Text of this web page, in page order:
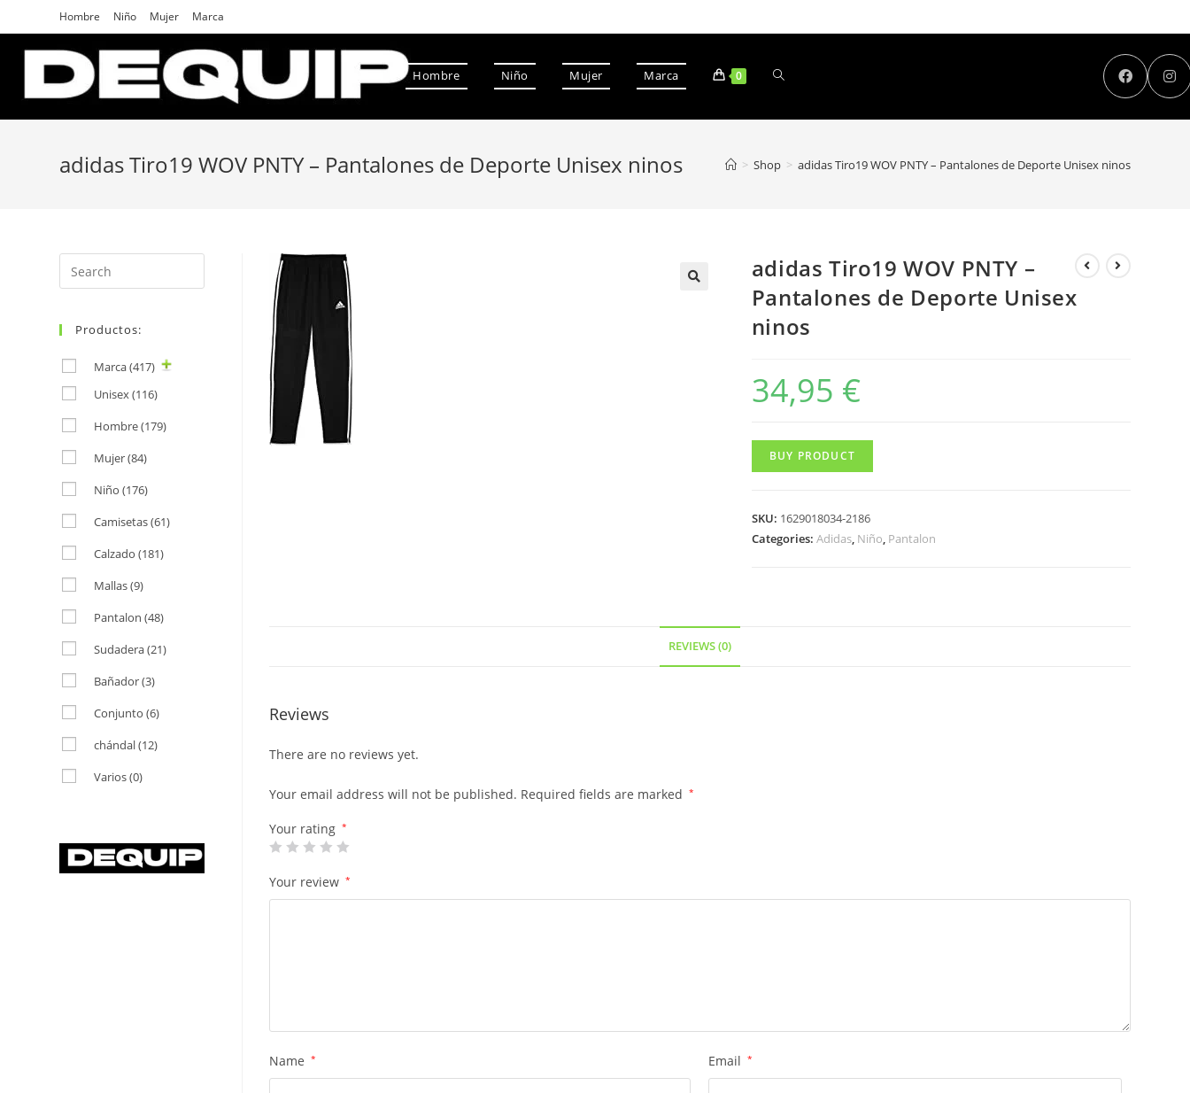
to
content
Hombre Niño Mujer Marca
Hombre Niño Mujer Marca 0
adidas Tiro19 WOV PNTY – Pantalones de Deporte Unisex ninos > Shop > adidas Tiro19 WOV PNTY – Pantalones de Deporte Unisex ninos
adidas Tiro19 WOV PNTY –
Pantalones de Deporte Unisex
ninos
34,95 €
BUY PRODUCT
SKU: 1629018034-2186
Categories: Adidas, Niño, Pantalon
REVIEWS (0)
Reviews
There are no reviews yet.
Your email address will not be published. Required fields are marked *
Your rating *
Your review *
Name * Email *
Search
for:
Productos:
Marca(417)
Unisex(116)
Hombre(179)
Mujer(84)
Niño (176)
Camisetas(61)
Calzado (181)
Mallas(9)
Pantalon (48)
Sudadera(21)
Bañador(3)
Conjunto (6)
chándal(12)
Varios(0)